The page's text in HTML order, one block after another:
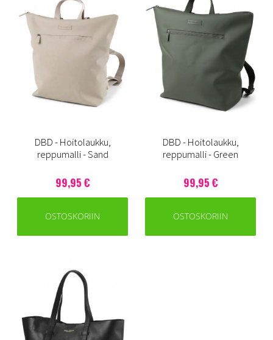
DBD - Hoitolaukku,
reppumalli - Sand
99,95 €
OSTOSKORIIN
DBD - Hoitolaukku,
reppumalli - Green
99,95 €
OSTOSKORIIN